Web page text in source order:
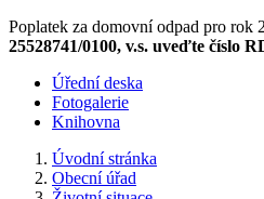
Poplatek za domovní odpad pro rok
25528741/0100, v.s. uveďte číslo
Úřední deska
Fotogalerie
Knihovna
Úvodní stránka
Obecní úřad